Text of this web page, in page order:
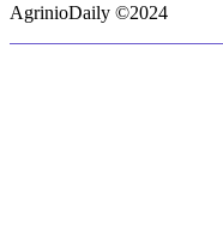
AgrinioDaily ©2024